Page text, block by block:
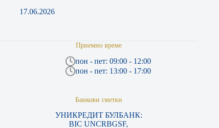
17.06.2026
Приемно време
пон - пет: 09:00 - 12:00
пон - пет: 13:00 - 17:00
Банкови сметки
УНИКРЕДИТ БУЛБАНК:
BIC UNCRBGSF,